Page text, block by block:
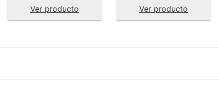
Ver producto Ver producto